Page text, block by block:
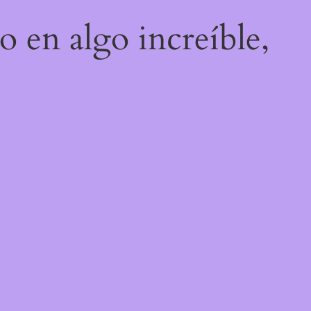
en algo increíble,